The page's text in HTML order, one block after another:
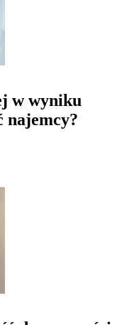
w wyniku
najemcy?